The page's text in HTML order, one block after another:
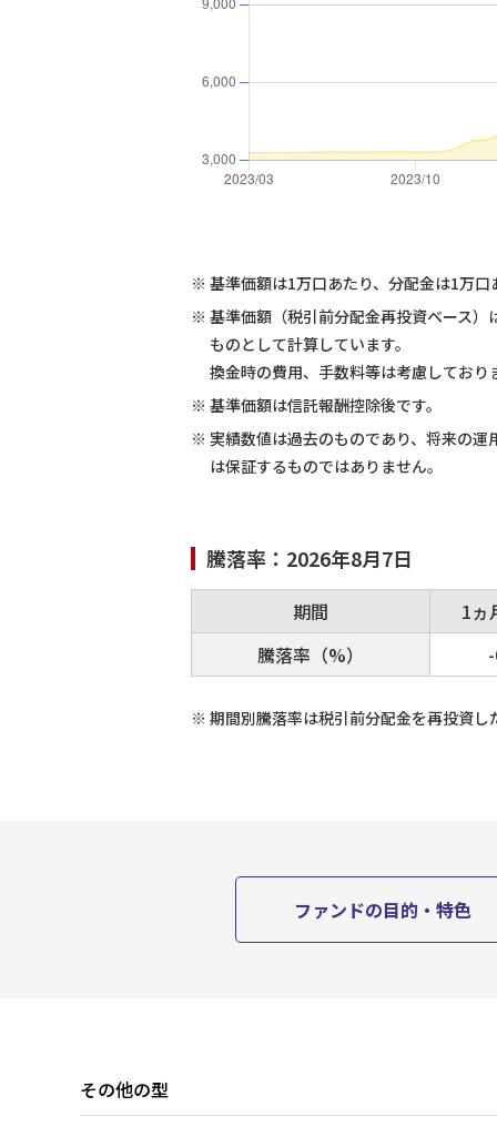
※ 基準価額は1万口あたり、分配金は1万
※ 基準価額（税引前分配金再投資ベース
ものとして計算しています。
換金時の費用、手数料等は考慮しており
※ 基準価額は信託報酬控除後です。
※ 実績数値は過去のものであり、将来の
は保証するものではありません。
騰落率： 2026年8月7日
期間
1ヵ
騰落率（%）
※ 期間別騰落率は税引前分配金を再投資
ファンドの目的・特色
その他の型